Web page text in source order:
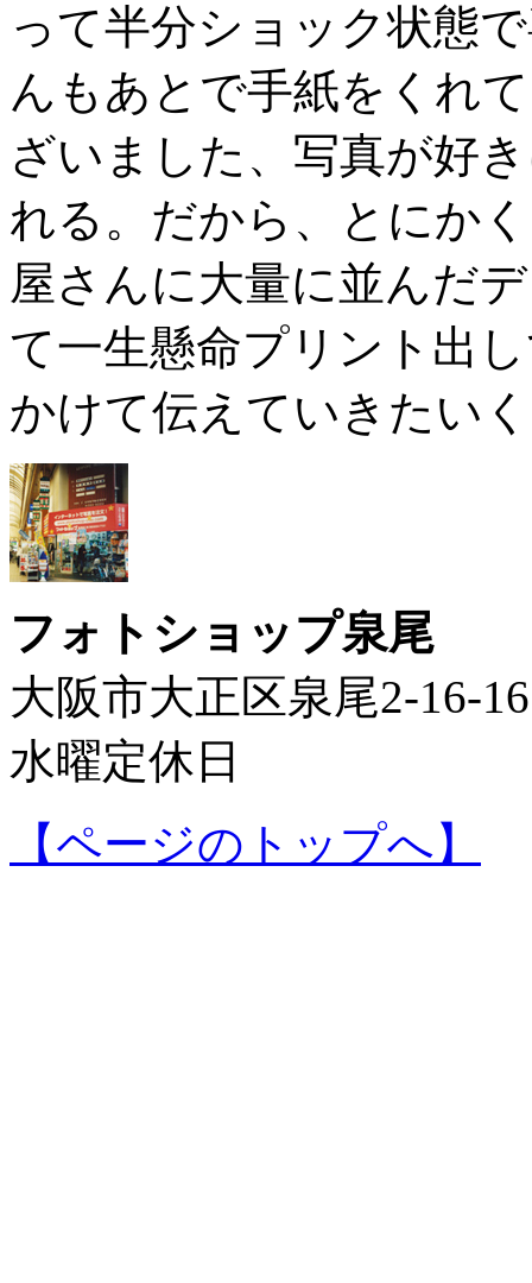
って半分ショック状態
んもあとで手紙をくれ
ざいました、写真が好
れる。だから、とにか
屋さんに大量に並んだ
て一生懸命プリント出
かけて伝えていきたい
フォトショップ泉尾
大阪市大正区泉尾2-16-
水曜定休日
【ページのトップへ】